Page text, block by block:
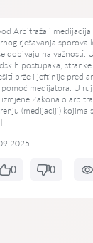
Arbitraža i medijacija
rješavanja sporova
dobivaju na važnosti.
postupaka,
brže i jeftinije pred
pomoć medijatora. U
izmjene Zakona o
(medijaciji) kojima
0 0